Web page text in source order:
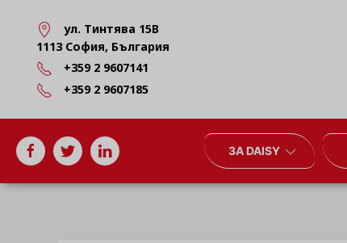
ул. Тинтява 15В
1113 София, България
+359 2 9607141
+359 2 9607185
ЗА DAISY